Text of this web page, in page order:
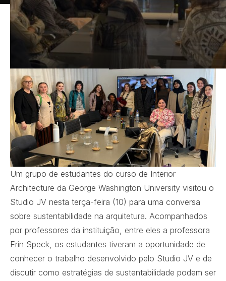
Um grupo de estudantes do curso de Interior
Architecture da George Washington University visitou o
Studio JV nesta terça-feira (10) para uma conversa
sobre sustentabilidade na arquitetura. Acompanhados
por professores da instituição, entre eles a professora
Erin Speck, os estudantes tiveram a oportunidade de
conhecer o trabalho desenvolvido pelo Studio JV e de
discutir como estratégias de sustentabilidade podem ser